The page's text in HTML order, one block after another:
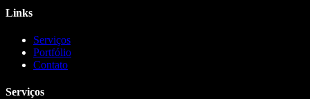
Links
Serviços
Portfólio
Contato
Serviços